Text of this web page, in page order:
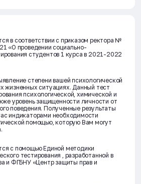
в соответствии с приказом ректора №
«О проведении социально-
студентов 1 курса в 2021-2022
степени вашей психологической
жизненных ситуациях. Данный тест
психологической, химической и
уровень защищенности личности от
поведения. Полученные результаты
индикаторами необходимости
помощью, которую Вам могут
c помощью Единой методики
тестирования , разработанной в
и ФГБНУ «Центр защиты прав и